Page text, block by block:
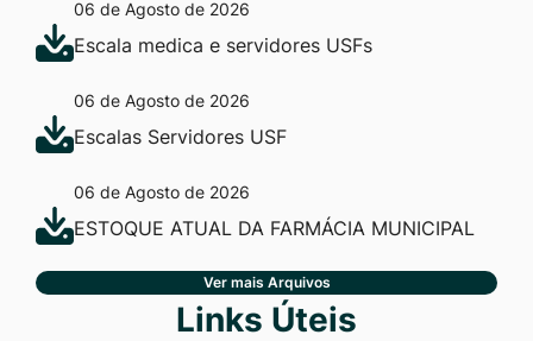
06 de Agosto de 2026
Escala medica e servidores USFs
06 de Agosto de 2026
Escalas Servidores USF
06 de Agosto de 2026
ESTOQUE ATUAL DA FARMÁCIA MUNICIPAL
Ver mais Arquivos
Seção Links ÚteisLinks Úteis